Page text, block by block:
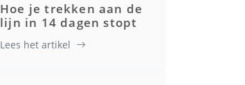
Hoe je trekken aan de
lijn in 14 dagen stopt
Lees het artikel